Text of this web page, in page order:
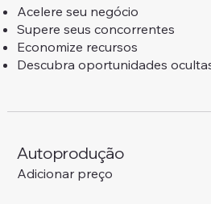
Acelere seu negócio
Supere seus concorrentes
Economize recursos
Descubra oportunidades
Autoprodução
Adicionar preço